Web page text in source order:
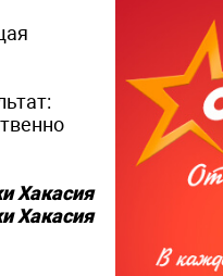
Хакасия
Хакасия